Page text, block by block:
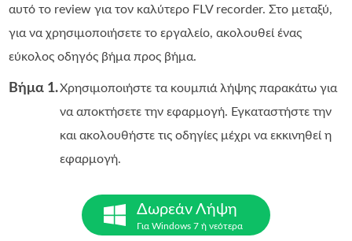
αυτό το review για τον καλύτερο FLV recorder. Στο μεταξύ,
για να χρησιμοποιήσετε το εργαλείο, ακολουθεί ένας
εύκολος οδηγός βήμα προς βήμα.
Βήμα 1.Χρησιμοποιήστε τα κουμπιά λήψης παρακάτω για
να αποκτήσετε την εφαρμογή. Εγκαταστήστε την
και ακολουθήστε τις οδηγίες μέχρι να εκκινηθεί η
εφαρμογή.
Δωρεάν Λήψη
Για Windows 7 ή νεότερα